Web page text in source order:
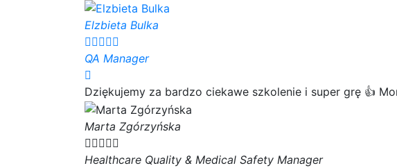
Elzbieta Bulka

QA Manager
Dziękujemy za bardzo ciekawe szkolenie i super grę 👍
Marta Zgórzyńska

Healthcare Quality & Medical Safety Manager